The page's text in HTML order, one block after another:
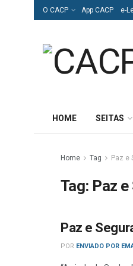
O CACP App CACP e-
HOME SEITAS
Home Tag Paz e
Tag: Paz
DIVERSOS
Paz e
POR ENVIADO POR